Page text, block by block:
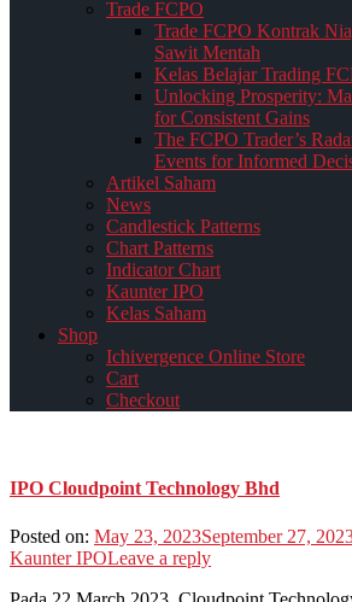
Trade FCPO
Trade FCPO Kontrak
Sawit Mentah
Kelas Belajar Trading
Unlocking Prosperity:
for Consistent Gains
The FCPO Trader’s
Events for Informed
Artikel Saham
News
Candlestick Patterns
Chart Patterns
Indicator Chart
Kaunter IPO
Kelas Saham
Shop
Ichivergence Online Store
Cart
Checkout
IPO Cloudpoint Technology Bhd
Posted on: May 23, 2023September 27,
Kaunter IPOLeave a reply